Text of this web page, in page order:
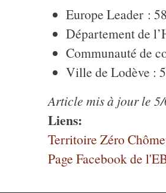
Europe Leader :
Département de
Communauté de
Ville de Lodève :
Article mis à jour le
Liens:
Territoire Zéro
Page Facebook de